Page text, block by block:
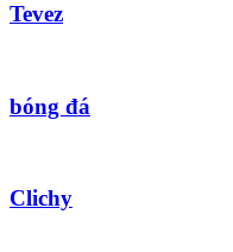
Tevez
bóng đá
Clichy